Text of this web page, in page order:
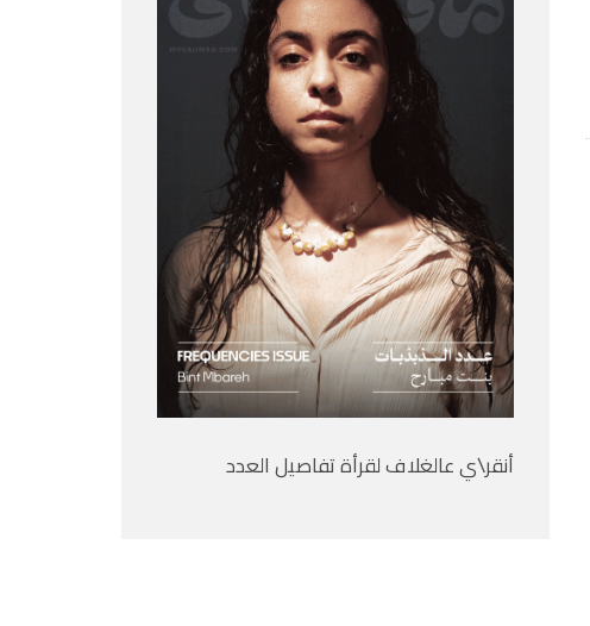
أنقر\ي عالغلاف لقرأة تفاصيل العدد